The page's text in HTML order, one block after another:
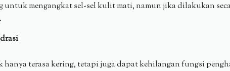
untuk mengangkat sel-sel kulit mati, namun jika dilakukan
terasa kering, tetapi juga dapat kehilangan fungsi